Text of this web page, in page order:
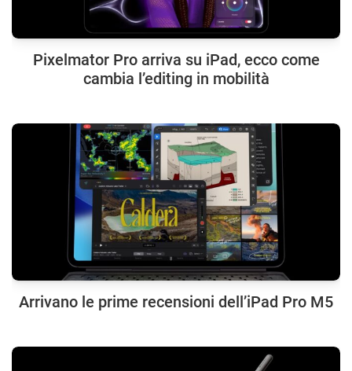
Pixelmator Pro arriva su iPad, ecco come
cambia l’editing in mobilità
Arrivano le prime recensioni dell’iPad Pro M5